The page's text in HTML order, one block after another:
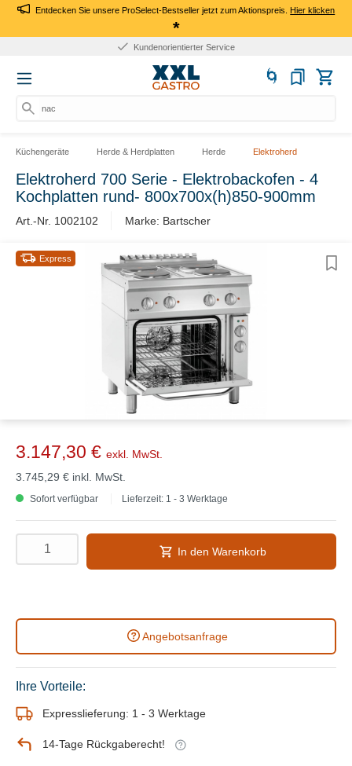
Entdecken Sie unsere ProSelect-Bestseller jetzt zum Aktionspreis.Hier klicken
*
Kundenorientierter Service
nach
Küchengeräte Herde & Herdplatten Herde Elektroherd
Elektroherd 700 Serie - Elektrobackofen - 4
Kochplatten rund- 800x700x(h)850-900mm
Art.-Nr. 1002102 Marke: Bartscher
Express
3.147,30 € exkl. MwSt.
3.745,29 € inkl. MwSt.
Sofort verfügbar Lieferzeit: 1 - 3 Werktage
In den Warenkorb
Angebotsanfrage
Ihre Vorteile:
Expresslieferung: 1 - 3 Werktage
14-Tage Rückgaberecht!